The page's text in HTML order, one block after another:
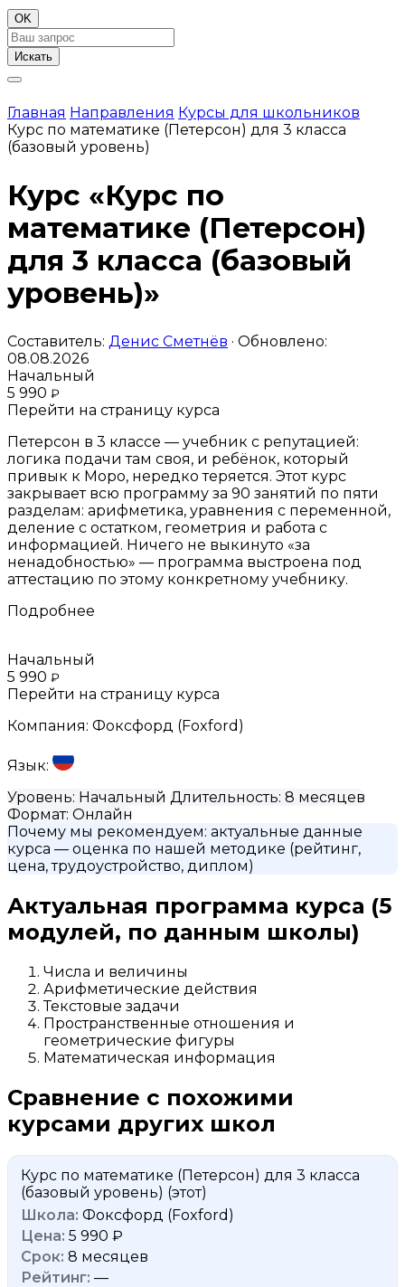
OK
Искать
Главная Направления Курсы для школьников
Курс по математике (Петерсон) для 3 класса
(базовый уровень)
Курс «Курс по
математике (Петерсон)
для 3 класса (базовый
уровень)»
Составитель: Денис Сметнёв · Обновлено:
08.08.2026
Начальный
5 990 ₽
Перейти на страницу курса
Петерсон в 3 классе — учебник с репутацией:
логика подачи там своя, и ребёнок, который
привык к Моро, нередко теряется. Этот курс
закрывает всю программу за 90 занятий по пяти
разделам: арифметика, уравнения с переменной,
деление с остатком, геометрия и работа с
информацией. Ничего не выкинуто «за
ненадобностью» — программа выстроена под
аттестацию по этому конкретному учебнику.
Подробнее
Начальный
5 990 ₽
Перейти на страницу курса
Компания: Фоксфорд (Foxford)
Язык:
Уровень: Начальный Длительность: 8 месяцев
Формат: Онлайн
Почему мы рекомендуем: актуальные данные
курса — оценка по нашей методике (рейтинг,
цена, трудоустройство, диплом)
Актуальная программа курса (5
модулей, по данным школы)
Числа и величины
Арифметические действия
Текстовые задачи
Пространственные отношения и
геометрические фигуры
Математическая информация
Сравнение с похожими
курсами других школ
Курс по математике (Петерсон) для 3 класса
(базовый уровень) (этот)
Фоксфорд (Foxford)
5 990 ₽
8 месяцев
—